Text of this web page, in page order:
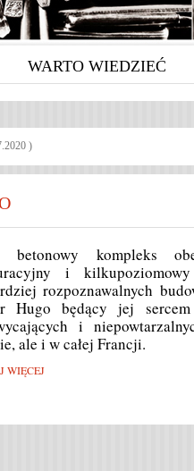
WARTO WIEDZIEĆ
)
betonowy kompleks
i
rozpoznawalnych
Hugo będący jej
i
ale i w całej Francji.
WIĘCEJ